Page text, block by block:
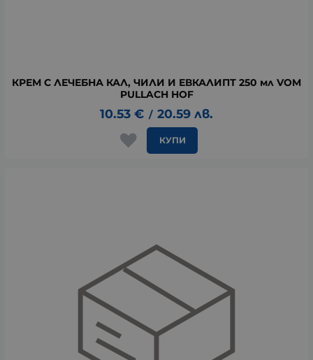
КРЕМ С ЛЕЧЕБНА КАЛ, ЧИЛИ И ЕВКАЛИПТ 250 мл VOM
PULLACH HOF
10.53 € / 20.59 лв.
КУПИ